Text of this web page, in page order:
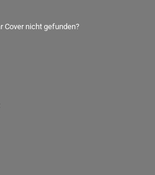
Cover nicht gefunden?